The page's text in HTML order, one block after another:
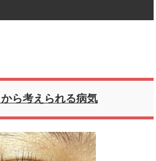
ら考えられる病気